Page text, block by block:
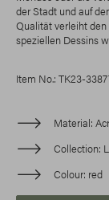
der Stadt und auf
Qualität verleiht den
speziellen Dessins
Item No.: TK23-
Material
Collection
Colour red